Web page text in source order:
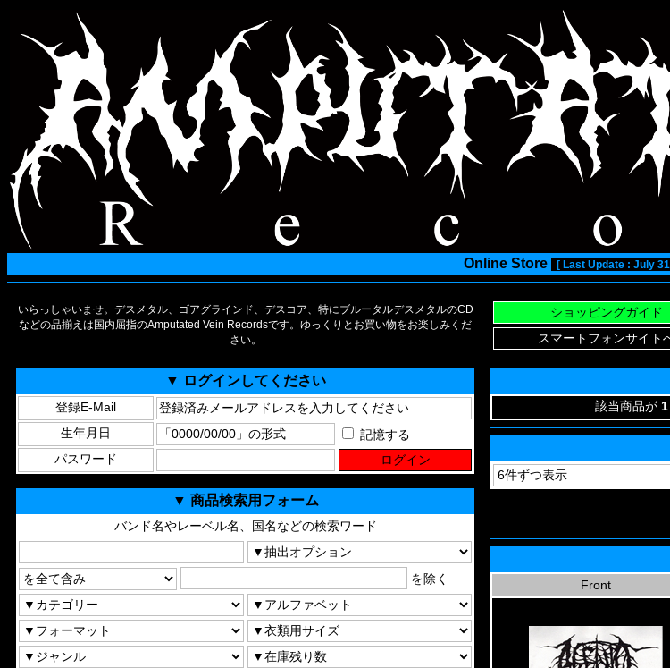
Online Store [ Last Update : July
いらっしゃいませ。デスメタル、ゴアグラインド、デスコア、特にブルータルデスメタルのCD
などの品揃えは国内屈指のAmputated Vein Recordsです。ゆっくりとお買い物をお楽しみくだ
さい。
▼ ログインしてください
登録E-Mail
生年月日
記憶する
パスワード
▼ 商品検索用フォーム
バンド名やレーベル名、国名などの検索ワード
を除く
該当商品が 1
Front